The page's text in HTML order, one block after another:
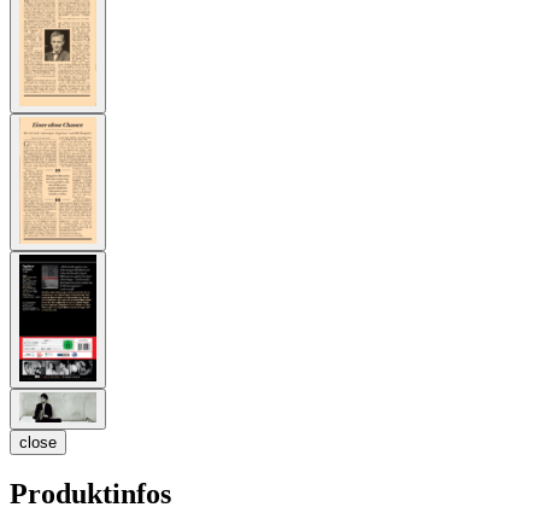
close
Produktinfos